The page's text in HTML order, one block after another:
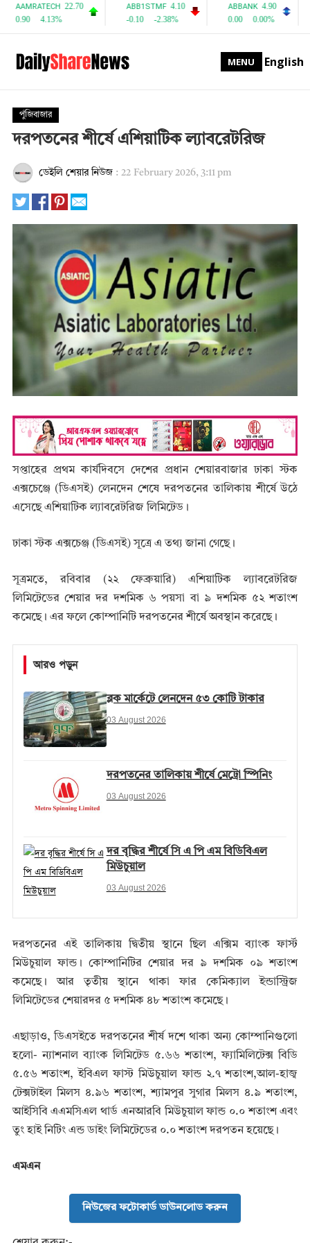
MENU English
পুঁজিবাজার
দরপতনের শীর্ষে এশিয়াটিক ল্যাবরেটরিজ
ডেইলি শেয়ার নিউজ: 22 February 2026, 3:11 pm
সপ্তাহের প্রথম কার্যদিবসে দেশের প্রধান শেয়ারবাজার ঢাকা স্টক
এক্সচেঞ্জে (ডিএসই) লেনদেন শেষে দরপতনের তালিকায় শীর্ষে উঠে
এসেছে এশিয়াটিক ল্যাবরেটরিজ লিমিটেড।
ঢাকা স্টক এক্সচেঞ্জ (ডিএসই) সূত্রে এ তথ্য জানা গেছে।
সূত্রমতে, রবিবার (২২ ফেব্রুয়ারি) এশিয়াটিক ল্যাবরেটরিজ
লিমিটেডের শেয়ার দর দশমিক ৬ পয়সা বা ৯ দশমিক ৫২ শতাংশ
কমেছে। এর ফলে কোম্পানিটি দরপতনের শীর্ষে অবস্থান করেছে।
আরও পড়ুন
ব্লক মার্কেটে লেনদেন ৫৩ কোটি টাকার
03 August 2026
দরপতনের তালিকায় শীর্ষে মেট্রো স্পিনিং
03 August 2026
দর বৃদ্ধির শীর্ষে সি এ পি এম বিডিবিএল
মিউচুয়াল
03 August 2026
দরপতনের এই তালিকায় দ্বিতীয় স্থানে ছিল এক্সিম ব্যাংক ফার্স্ট
মিউচুয়াল ফান্ড। কোম্পানিটির শেয়ার দর ৯ দশমিক ০৯ শতাংশ
কমেছে। আর তৃতীয় স্থানে থাকা ফার কেমিক্যাল ইন্ডাস্ট্রিজ
লিমিটেডের শেয়ারদর ৫ দশমিক ৪৮ শতাংশ কমেছে।
এছাড়াও, ডিএসইতে দরপতনের শীর্ষ দশে থাকা অন্য কোম্পানিগুলো
হলো- ন্যাশনাল ব্যাংক লিমিটেড ৫.৬৬ শতাংশ, ফ্যামিলিটেক্স বিডি
৫.৫৬ শতাংশ, ইবিএল ফাস্ট মিউচুয়াল ফান্ড ২.৭ শতাংশ,আল-হাজ্ব
টেক্সটাইল মিলস ৪.৯৬ শতাংশ, শ্যামপুর সুগার মিলস ৪.৯ শতাংশ,
আইসিবি এএমসিএল থার্ড এনআরবি মিউচুয়াল ফান্ড ০.০ শতাংশ এবং
তুং হাই নিটিং এন্ড ডাইং লিমিটেডের ০.০ শতাংশ দরপতন হয়েছে।
এমএন
নিউজের ফটোকার্ড ডাউনলোড করুন